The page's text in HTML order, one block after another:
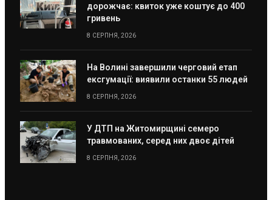
дорожчає: квиток уже коштує до 400
гривень
8 СЕРПНЯ, 2026
На Волині завершили черговий етап
ексгумації: виявили останки 55 людей
8 СЕРПНЯ, 2026
У ДТП на Житомирщині семеро
травмованих, серед них двоє дітей
8 СЕРПНЯ, 2026